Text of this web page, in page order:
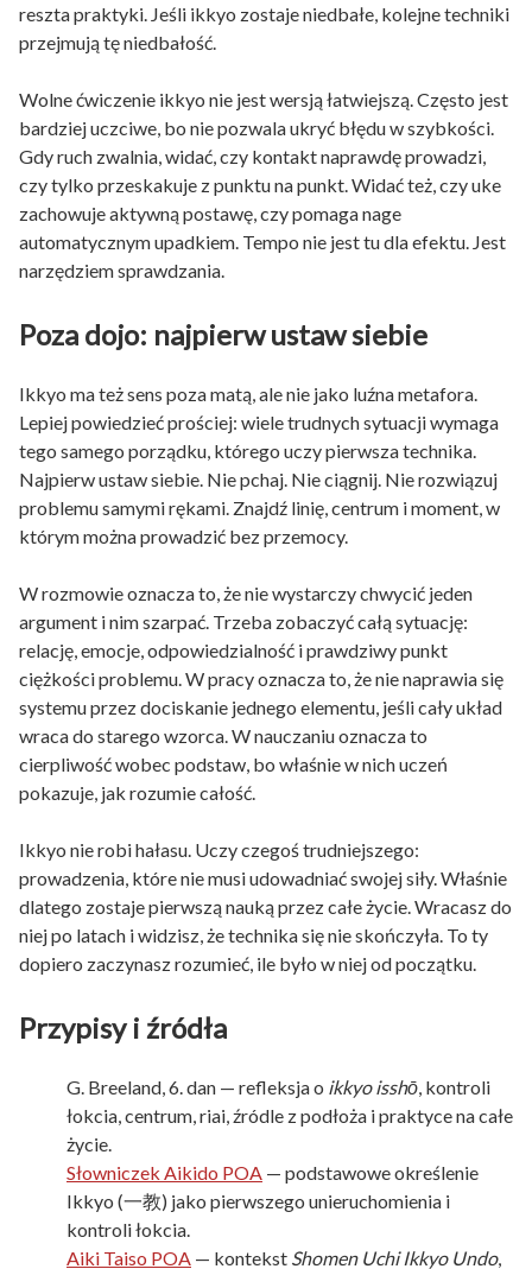
reszta praktyki. Jeśli ikkyo zostaje niedbałe, kolejne techniki
przejmują tę niedbałość.
Wolne ćwiczenie ikkyo nie jest wersją łatwiejszą. Często jest
bardziej uczciwe, bo nie pozwala ukryć błędu w szybkości.
Gdy ruch zwalnia, widać, czy kontakt naprawdę prowadzi,
czy tylko przeskakuje z punktu na punkt. Widać też, czy uke
zachowuje aktywną postawę, czy pomaga nage
automatycznym upadkiem. Tempo nie jest tu dla efektu. Jest
narzędziem sprawdzania.
Poza dojo: najpierw ustaw siebie
Ikkyo ma też sens poza matą, ale nie jako luźna metafora.
Lepiej powiedzieć prościej: wiele trudnych sytuacji wymaga
tego samego porządku, którego uczy pierwsza technika.
Najpierw ustaw siebie. Nie pchaj. Nie ciągnij. Nie rozwiązuj
problemu samymi rękami. Znajdź linię, centrum i moment, w
którym można prowadzić bez przemocy.
W rozmowie oznacza to, że nie wystarczy chwycić jeden
argument i nim szarpać. Trzeba zobaczyć całą sytuację:
relację, emocje, odpowiedzialność i prawdziwy punkt
ciężkości problemu. W pracy oznacza to, że nie naprawia się
systemu przez dociskanie jednego elementu, jeśli cały układ
wraca do starego wzorca. W nauczaniu oznacza to
cierpliwość wobec podstaw, bo właśnie w nich uczeń
pokazuje, jak rozumie całość.
Ikkyo nie robi hałasu. Uczy czegoś trudniejszego:
prowadzenia, które nie musi udowadniać swojej siły. Właśnie
dlatego zostaje pierwszą nauką przez całe życie. Wracasz do
niej po latach i widzisz, że technika się nie skończyła. To ty
dopiero zaczynasz rozumieć, ile było w niej od początku.
Przypisy i źródła
G. Breeland, 6. dan — refleksja o ikkyo isshō , kontroli
łokcia, centrum, riai, źródle z podłoża i praktyce na całe
życie.
Słowniczek Aikido POA — podstawowe określenie
Ikkyo (一教) jako pierwszego unieruchomienia i
kontroli łokcia.
Aiki Taiso POA — kontekst Shomen Uchi Ikkyo Undo,